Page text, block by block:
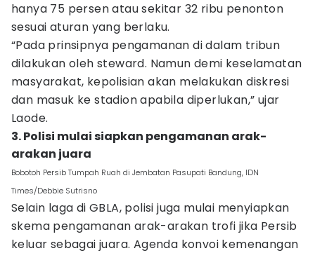
hanya 75 persen atau sekitar 32 ribu penonton
sesuai aturan yang berlaku.
“Pada prinsipnya pengamanan di dalam tribun
dilakukan oleh steward. Namun demi keselamatan
masyarakat, kepolisian akan melakukan diskresi
dan masuk ke stadion apabila diperlukan,” ujar
Laode.
3. Polisi mulai siapkan pengamanan arak-
arakan juara
Bobotoh Persib Tumpah Ruah di Jembatan Pasupati Bandung, IDN
Times/Debbie Sutrisno
Selain laga di GBLA, polisi juga mulai menyiapkan
skema pengamanan arak-arakan trofi jika Persib
keluar sebagai juara. Agenda konvoi kemenangan